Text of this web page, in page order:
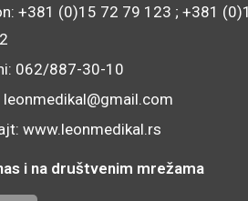
+381 (0)15 72 79 123 ; +381
062/887-30-10
leonmedikal@gmail.com
www.leonmedikal.rs
i na društvenim mrežama